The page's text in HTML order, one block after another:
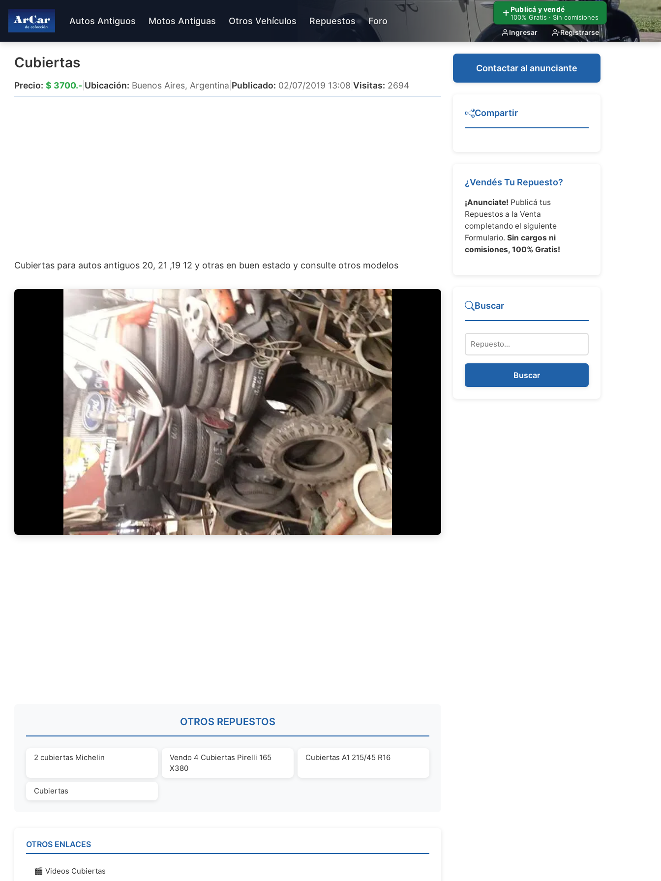
Publicá y vendé
100% Gratis · Sin comisiones
Ingresar Registrarse
Autos Antiguos Motos Antiguas Otros Vehículos Repuestos Foro
Cubiertas
Precio: $ 3700.- Ubicación: Buenos Aires, Argentina Publicado: 02/07/2019 13:08 Visitas: 2694
Cubiertas para autos antiguos 20, 21 ,19 12 y otras en buen estado y consulte otros modelos
OTROS REPUESTOS
2 cubiertas Michelin
Vendo 4 Cubiertas Pirelli 165
X380
Cubiertas A1 215/45 R16
Cubiertas
OTROS ENLACES
🎬 Videos Cubiertas
Contactar al anunciante
Compartir
¿Vendés Tu Repuesto?
¡Anunciate! Publicá tus
Repuestos a la Venta
completando el siguiente
Formulario. Sin cargos ni
comisiones, 100% Gratis!
Buscar
Buscar